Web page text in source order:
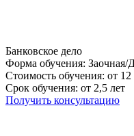
Банковское дело
Форма обучения: Заочная/
Стоимость обучения: от 12
Срок обучения: от 2,5 лет
Получить консультацию